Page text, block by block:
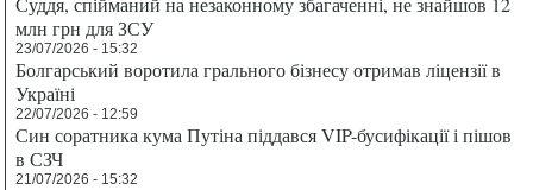
млн грн для ЗСУ
23/07/2026 - 15:32
Болгарський воротила грального бізнесу отримав ліцензії в
Україні
22/07/2026 - 12:59
Син соратника кума Путіна піддався VIP-бусифікації і пішов
в СЗЧ
21/07/2026 - 15:32